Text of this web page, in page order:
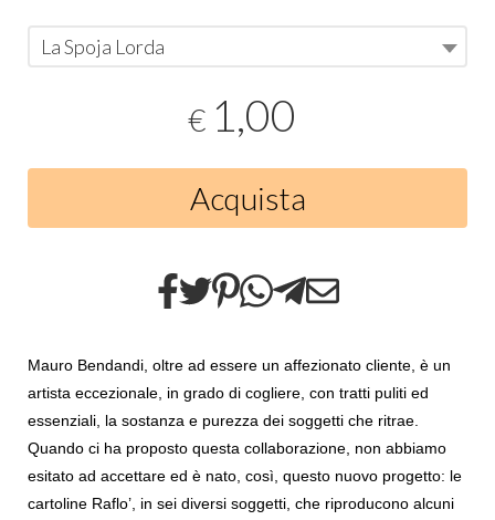
La Spoja Lorda
€ 1,00
Acquista
Mauro Bendandi, oltre ad essere un affezionato cliente, è un
artista eccezionale, in grado di cogliere, con tratti puliti ed
essenziali, la sostanza e purezza dei soggetti che ritrae.
Quando ci ha proposto questa collaborazione, non abbiamo
esitato ad accettare ed è nato, così, questo nuovo progetto: le
cartoline Raflo’, in sei diversi soggetti, che riproducono alcuni